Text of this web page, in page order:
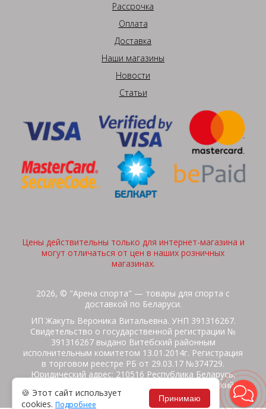
Рассрочка
Оплата
Доставка
Наши магазины
Новости
Статьи
Цены действительны только для интернет-магазина и
могут отличаться от цен в наших розничных
магазинах.
2026, © "Арена спорта" — товары для спорта с
доставкой по Беларуси.
ИП Жакуть Вероника Витальевна. УНП 391316267.
Свидетельство о государственной регистрации №
391316267 выдано Витебский районным
исполнительным комитетом 13.01.2014г. Регистрация
в торговом реестре РБ от 29.03.17 №374729.
Юридический адрес: 210516 Республика Беларусь,
Витебская область, Витебский район, Бабиничский с/
с, аг.Ольгово, ул.Школьная
🍪 Этот сайт использует
cookies. Подробнее
Принимаю